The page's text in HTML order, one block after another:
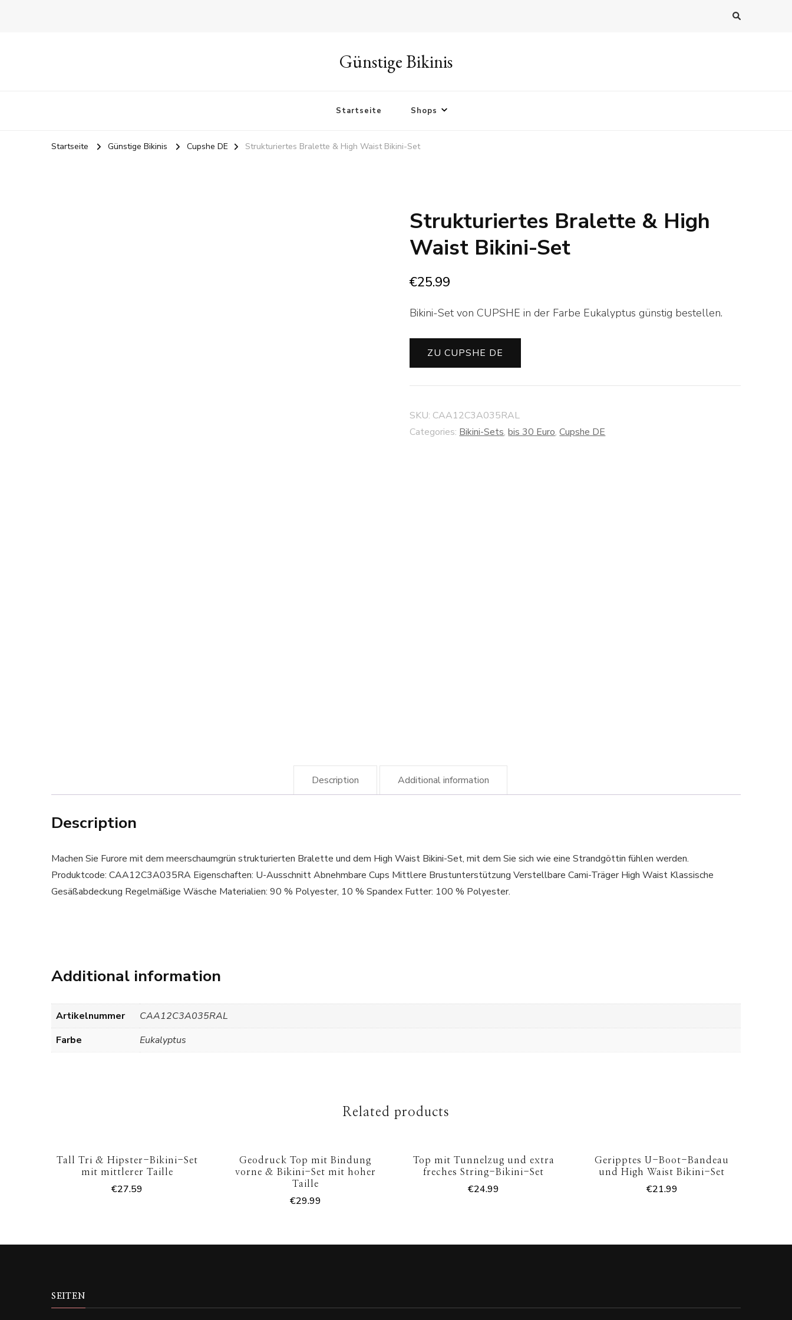
Günstige Bikinis
Startseite Shops
Startseite Günstige Bikinis Cupshe DE Strukturiertes Bralette & High Waist Bikini-Set
Strukturiertes Bralette & High
Waist Bikini-Set
€25.99
Bikini-Set von CUPSHE in der Farbe Eukalyptus günstig bestellen.
ZU CUPSHE DE
SKU: CAA12C3A035RAL
Categories: Bikini-Sets,bis 30 Euro,Cupshe DE
Description Additional information
Description
Machen Sie Furore mit dem meerschaumgrün strukturierten Bralette und dem High Waist Bikini-Set, mit dem Sie sich wie eine Strandgöttin fühlen werden.
Produktcode: CAA12C3A035RA Eigenschaften: U-Ausschnitt Abnehmbare Cups Mittlere Brustunterstützung Verstellbare Cami-Träger High Waist Klassische
Gesäßabdeckung Regelmäßige Wäsche Materialien: 90 % Polyester, 10 % Spandex Futter: 100 % Polyester.
Additional information
Artikelnummer
CAA12C3A035RAL
Farbe
Eukalyptus
Related products
Tall Tri & Hipster-Bikini-Set
mit mittlerer Taille
€27.59
Geodruck Top mit Bindung
vorne & Bikini-Set mit hoher
Taille
€29.99
Top mit Tunnelzug und extra
freches String-Bikini-Set
€24.99
Geripptes U-Boot-Bandeau
und High Waist Bikini-Set
€21.99
SEITEN